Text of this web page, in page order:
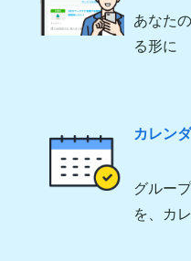
あなた
る形に
カレン
グルー
を、カ